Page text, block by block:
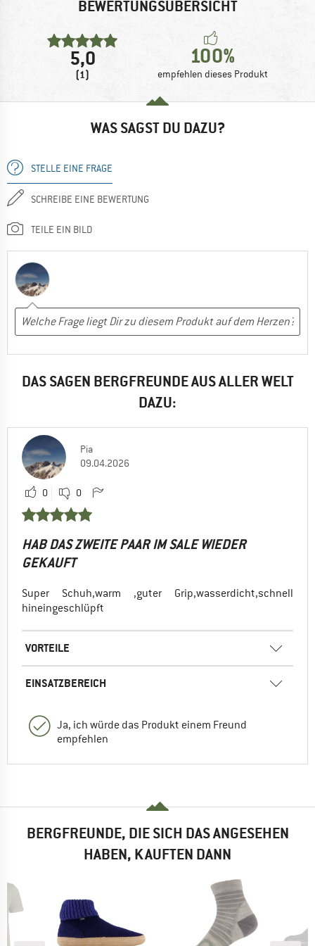
BEWERTUNGSÜBERSICHT
5,0
(1)
100%
empfehlen dieses Produkt
WAS SAGST DU DAZU?
STELLE EINE FRAGE
SCHREIBE EINE BEWERTUNG
TEILE EIN BILD
DAS SAGEN BERGFREUNDE AUS ALLER WELT
DAZU:
Pia
09.04.2026
0 0
HAB DAS ZWEITE PAAR IM SALE WIEDER
GEKAUFT
Super Schuh,warm ,guter Grip,wasserdicht,schnell
hineingeschlüpft
VORTEILE
EINSATZBEREICH
Ja, ich würde das Produkt einem Freund
empfehlen
BERGFREUNDE, DIE SICH DAS ANGESEHEN
HABEN, KAUFTEN DANN